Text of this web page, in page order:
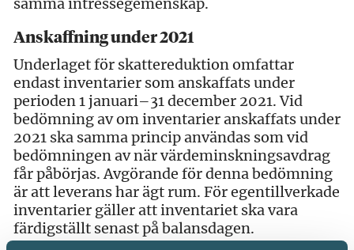
Anskaffning under 2021
Underlaget för skattereduktion omfattar
endast inventarier som anskaffats under
perioden 1 januari–31 december 2021. Vid
bedömning av om inventarier anskaffats under
2021 ska samma princip användas som vid
bedömningen av när värdeminskningsavdrag
får påbörjas. Avgörande för denna bedömning
är att leverans har ägt rum. För egentillverkade
inventarier gäller att inventariet ska vara
färdigställt senast på balansdagen.